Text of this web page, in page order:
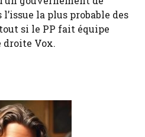
la plus probable des
si le PP fait équipe
droite Vox.